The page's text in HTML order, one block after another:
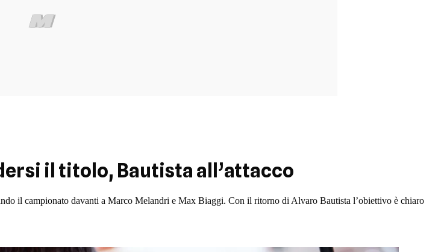
il titolo, Bautista all’attacco
il campionato davanti a Marco Melandri e Max Biaggi. Con il ritorno di Alvaro Bautista l’obiettivo è chiaro